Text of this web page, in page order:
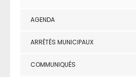
AGENDA
ARRÊTÉS MUNICIPAUX
COMMUNIQUÉS